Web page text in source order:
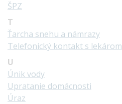
ŠPZ
T
Ťarcha snehu a námrazy
Telefonický kontakt s lekárom
U
Únik vody
Upratanie domácnosti
Úraz